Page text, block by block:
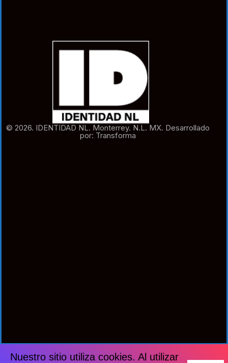
© 2026. IDENTIDAD NL. Monterrey. N.L. MX. Desarrollado
por: Transforma
Nuestro sitio utiliza cookies. Al utilizar